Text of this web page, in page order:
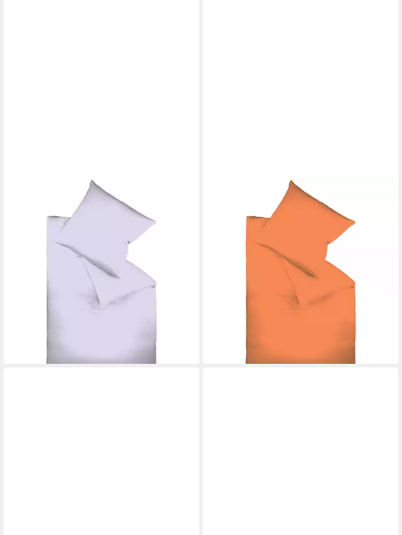
Bettwäsche Fleuresse
Colours helllavendel 200 x
200 cm + 2 Kissenbezüge 80
x 80, Mako-Satin
UVP159,95 €
lieferbar - in 2-3 Werktagen bei dir
Bettwäsche Fleuresse
Colours terra 155 x 220 cm,
Mako-Satin-Bettwäsche,
119,95 €
lieferbar - in 2-3 Werktagen bei dir